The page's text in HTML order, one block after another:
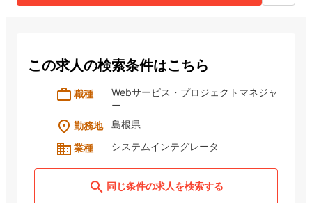
この求人の検索条件はこちら
work_outline 職種
Webサービス・プロジェクトマネジャ
ー
place 勤務地 島根県
domain 業種 システムインテグレータ
search 同じ条件の求人を検索する